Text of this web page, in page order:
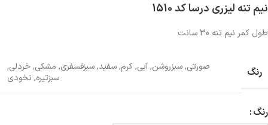
نیم تنه لیزری درسا کد 1510
طول کمر نیم تنه 30 سانت
رنگ صورتی,سبزروشن,آبی,کرم,سفید,سبزفسفری, مشکی,خردلی,
سبزتیره, نخودی
رنگ